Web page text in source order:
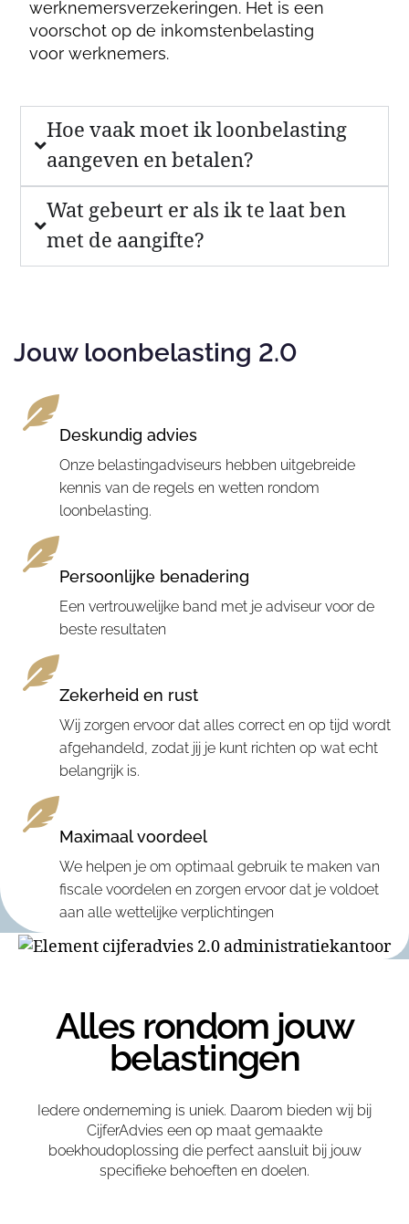
werknemersverzekeringen. Het is een
voorschot op de inkomstenbelasting
voor werknemers.
Hoe vaak moet ik loonbelasting
aangeven en betalen?
Wat gebeurt er als ik te laat ben
met de aangifte?
Jouw loonbelasting 2.0
Deskundig advies
Onze belastingadviseurs hebben uitgebreide
kennis van de regels en wetten rondom
loonbelasting.
Persoonlijke benadering
Een vertrouwelijke band met je adviseur voor de
beste resultaten
Zekerheid en rust
Wij zorgen ervoor dat alles correct en op tijd wordt
afgehandeld, zodat jij je kunt richten op wat echt
belangrijk is.
Maximaal voordeel
We helpen je om optimaal gebruik te maken van
fiscale voordelen en zorgen ervoor dat je voldoet
aan alle wettelijke verplichtingen
Iedere onderneming is uniek. Daarom bieden wij bij
CijferAdvies een op maat gemaakte
boekhoudoplossing die perfect aansluit bij jouw
specifieke behoeften en doelen.
Alles rondom jouw
belastingen